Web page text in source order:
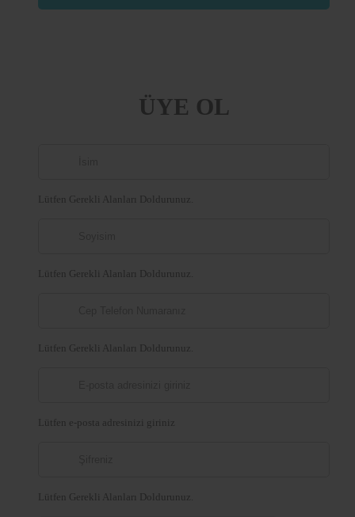
ÜYE OL
Lütfen Gerekli Alanları Doldurunuz.
Lütfen Gerekli Alanları Doldurunuz.
Lütfen Gerekli Alanları Doldurunuz.
Lütfen e-posta adresinizi giriniz
Lütfen Gerekli Alanları Doldurunuz.